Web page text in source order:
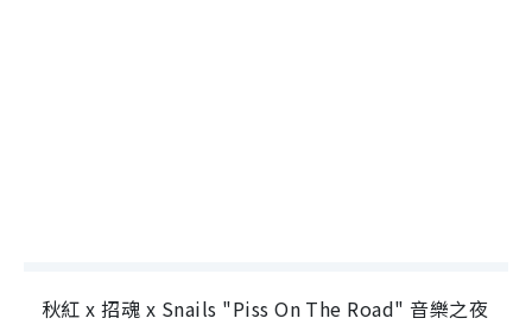
秋紅 x 招魂 x Snails "Piss On The Road" 音樂之夜